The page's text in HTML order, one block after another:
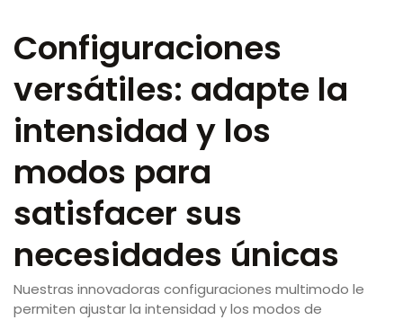
Configuraciones
versátiles: adapte la
intensidad y los
modos para
satisfacer sus
necesidades únicas
Nuestras innovadoras configuraciones multimodo le
permiten ajustar la intensidad y los modos de